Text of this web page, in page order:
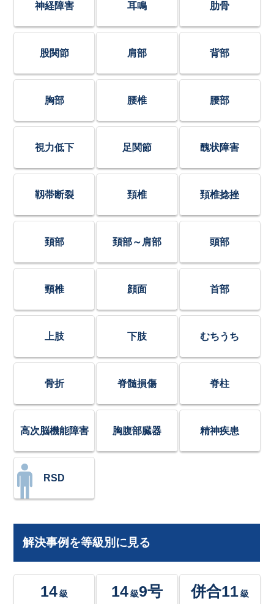
神経障害 耳鳴 肋骨
股関節 肩部 背部
胸部 腰椎 腰部
視力低下 足関節 醜状障害
靱帯断裂 頚椎 頚椎捻挫
頚部 頚部～肩部 頭部
頸椎 顔面 首部
上肢 下肢 むちうち
骨折 脊髄損傷 脊柱
高次脳機能障害 胸腹部臓器 精神疾患
RSD
解決事例を等級別に見る
14 級 14級9号 併合11 級